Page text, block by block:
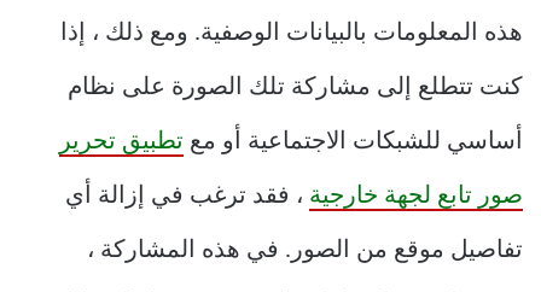
هذه المعلومات بالبيانات الوصفية. ومع ذلك ، إذا
كنت تتطلع إلى مشاركة تلك الصورة على نظام
أساسي للشبكات الاجتماعية أو مع تطبيق تحرير
صور تابع لجهة خارجية ، فقد ترغب في إزالة أي
تفاصيل موقع من الصور. في هذه المشاركة ،